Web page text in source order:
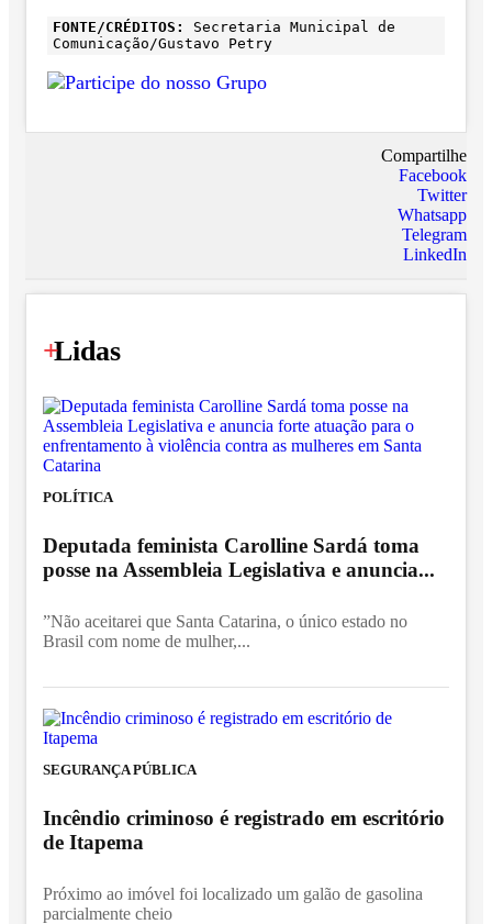
FONTE/CRÉDITOS:
Secretaria Municipal de
Comunicação/Gustavo Petry
Compartilhe
Facebook
Twitter
Whatsapp
Telegram
LinkedIn
+
Lidas
POLÍTICA
Deputada feminista Carolline Sardá toma
posse na Assembleia Legislativa e anuncia...
”Não aceitarei que Santa Catarina, o único estado no
Brasil com nome de mulher,...
SEGURANÇA PÚBLICA
Incêndio criminoso é registrado em escritório
de Itapema
Próximo ao imóvel foi localizado um galão de gasolina
parcialmente cheio